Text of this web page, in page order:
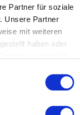
Partner für soziale
Unsere Partner
mit weiteren
haben oder